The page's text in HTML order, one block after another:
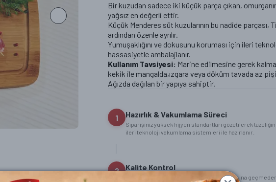
EGE TOPTAN
ONLİNE SİPARİŞ
Bir kuzudan sadece iki küçük parça çıkan,
yağsız en değerli ettir.
Küçük Menderes süt kuzularının bu nadide parçası,
ardından özenle ayrılır.
Yumuşaklığını ve dokusunu koruması için ileri
hassasiyetle ambalajlanır.
Kullanım Tavsiyesi: Marine edilmesine gerek
kekik ile mangalda,ızgara veya döküm tavada az
Ağızda dağılan bir yapıya sahiptir.
1 Hazırlık & Vakumlama Süreci
Siparişiniz yüksek hijyen standartları gözetilerek
ileri teknoloji vakumlama sistemleri ile hazırlanır.
2 Kalite Kontrol
Hazırlanan siparişleriniz paketleme aşamasına